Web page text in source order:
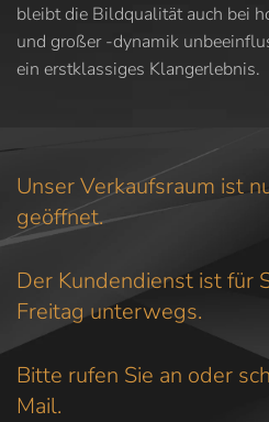
bleibt die Bildqualität auch bei
und großer -dynamik
ein erstklassiges Klangerlebnis.
Unser Verkaufsraum ist
geöffnet.
Der Kundendienst ist für
Freitag unterwegs.
Bitte rufen Sie an oder
Mail.